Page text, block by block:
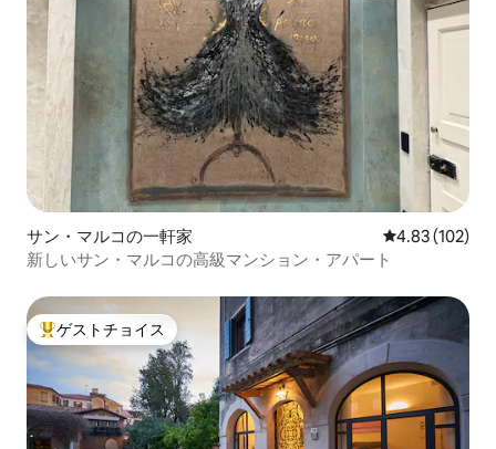
サン・マルコの一軒家 レビュー102
4.83 (102)
新しいサン・マルコの高級マンション・アパート
大好評のゲストチョイスです。
ゲストチョイス